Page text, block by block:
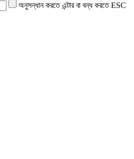
অনুসন্ধান করতে এন্টার বা বন্ধ করতে ESC